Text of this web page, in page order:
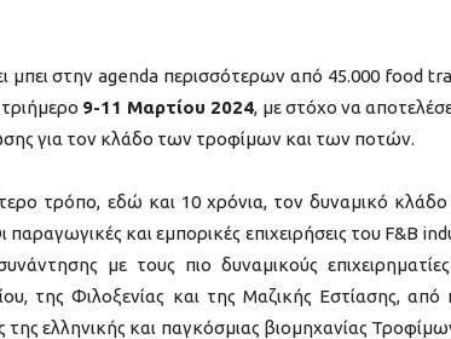
μπει στην agenda περισσότερων από 45.000 food
9-11 Μαρτίου 2024, με στόχο να
για τον κλάδο των τροφίμων και των ποτών.
τρόπο, εδώ και 10 χρόνια, τον δυναμικό
και εμπορικές επιχειρήσεις του F&B
με τους πιο δυναμικούς
της Φιλοξενίας και της Μαζικής Εστίασης, από
της ελληνικής και παγκόσμιας βιομηχανίας